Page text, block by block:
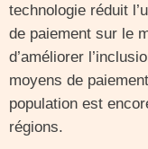
technologie réduit
de paiement sur le
d’améliorer
moyens de
population est
régions.